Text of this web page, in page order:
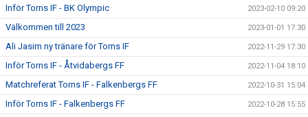
Inför Torns IF - BK Olympic 2023-02-10 09:20
Välkommen till 2023 2023-01-01 17:30
Ali Jasim ny tränare för Torns IF 2022-11-29 17:30
Inför Torns IF - Åtvidabergs FF 2022-11-04 18:10
Matchreferat Torns IF - Falkenbergs FF 2022-10-31 15:04
Inför Torns IF - Falkenbergs FF 2022-10-28 15:55